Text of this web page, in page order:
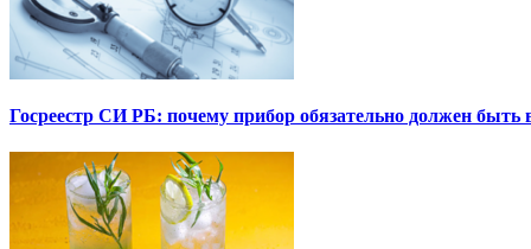
Госреестр СИ РБ: почему прибор обязательно должен быть